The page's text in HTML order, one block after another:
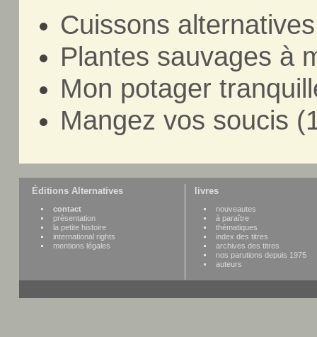
Cuissons alternatives
Plantes sauvages à
Mon potager
Mangez vos soucis
Éditions Alternatives
contact
présentation
la petite histoire
international rights
mentions légales
livres
nouveautes
à paraître
thématiques
index des titres
archives des titres
nos parutions depuis 1975
auteurs